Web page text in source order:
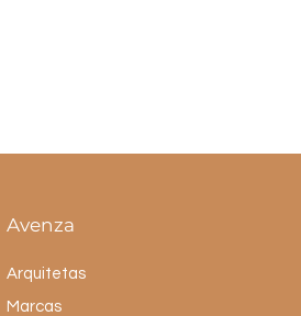
Avenza
Arquitetas
Marcas